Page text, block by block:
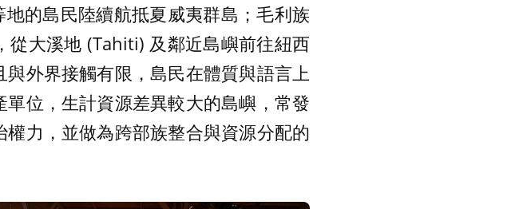
的島民陸續航抵夏威夷群島；毛利族
大溪地 (Tahiti) 及鄰近島嶼前往紐西
外界接觸有限，島民在體質與語言上
位，生計資源差異較大的島嶼，常發
力，並做為跨部族整合與資源分配的